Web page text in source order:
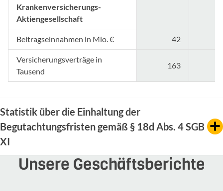
Krankenversicherungs-
Aktiengesellschaft
Beitragseinnahmen in Mio. € 42
Versicherungsverträge in
Tausend
163
Statistik über die Einhaltung der
Begutachtungsfristen gemäß § 18d Abs. 4 SGB
XI
Unsere Geschäftsberichte